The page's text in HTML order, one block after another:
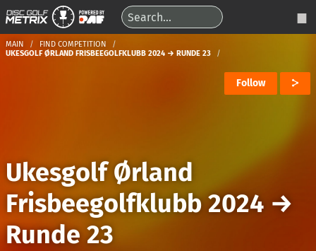
MAIN
FIND COMPETITION
UKESGOLF ØRLAND FRISBEEGOLFKLUBB 2024 → RUNDE 23
Follow
Ukesgolf Ørland
Frisbeegolfklubb 2024 →
Runde 23